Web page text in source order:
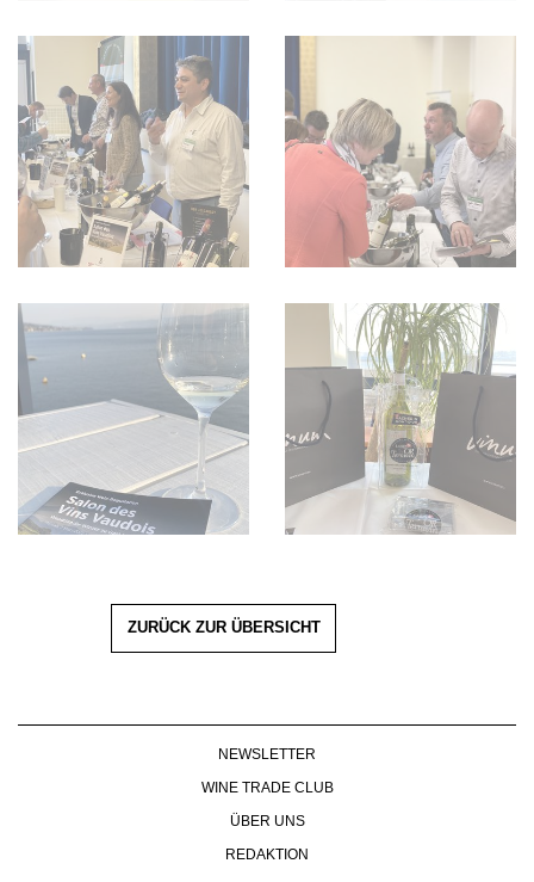
ZURÜCK ZUR ÜBERSICHT
NEWSLETTER
WINE TRADE CLUB
ÜBER UNS
REDAKTION